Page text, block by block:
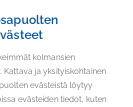
kolmansien
ja yksityiskohtainen
evästeistä löytyy
evästeiden tiedot, kuten